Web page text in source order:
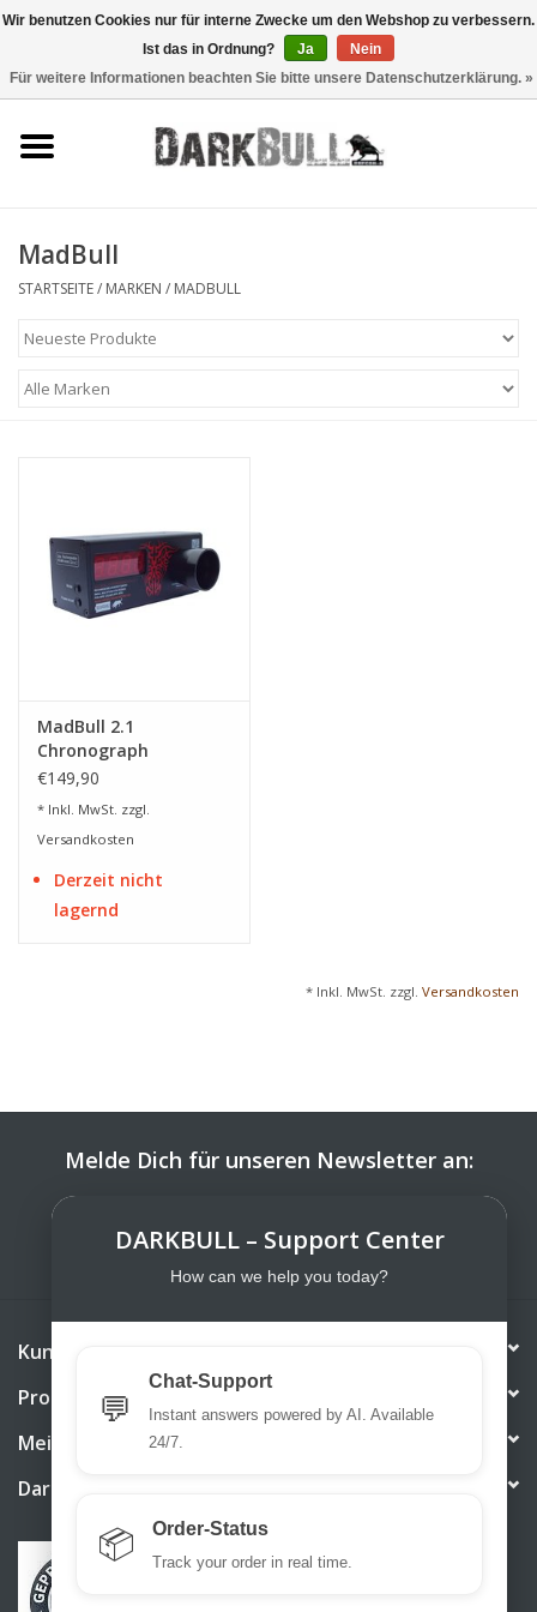
Schiesstraining
taktische Ausrüstung
Optiken & Laser
MadBull
STARTSEITE/ MARKEN / MADBULL
MadBull 2.1
Chronograph
€149,90
* Inkl. MwSt. zzgl.
Versandkosten
Derzeit nicht
lagernd
* Inkl. MwSt. zzgl. Versandkosten
Melde Dich für unseren Newsletter an:
Kundendienst
Produkte
Mein Konto
DarkBull TrendStore
Wir benutzen Cookies nur für interne Zwecke um den Webshop zu verbessern.
Ist das in Ordnung?
Ja
Nein
Für weitere Informationen beachten Sie bitte unsere Datenschutzerklärung. »
DARKBULL – Support Center
How can we help you today?
💬
Chat-Support
Instant answers powered by AI. Available
24/7.
📦 Order-Status
Track your order in real time.